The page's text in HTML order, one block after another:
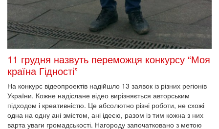
11 грудня назвуть переможця конкурсу “Моя
країна Гідності”
На конкурс відеопроектів надійшло 13 заявок із різних регіонів
України. Кожне надіслане відео вирізняється авторським
підходом і креативністю. Це абсолютно різні роботи, не схожі
одна на одну ані змістом, ані ідеєю, разом із тим кожна з них
варта уваги громадськості. Нагороду започатковано з метою